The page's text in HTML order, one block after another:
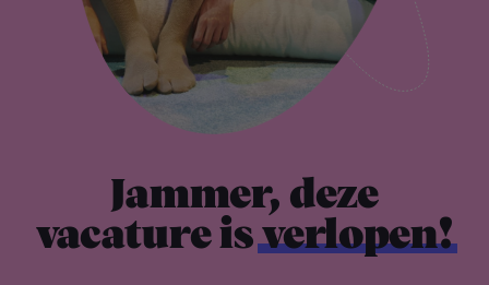
Jammer, deze
vacature isverlopen!